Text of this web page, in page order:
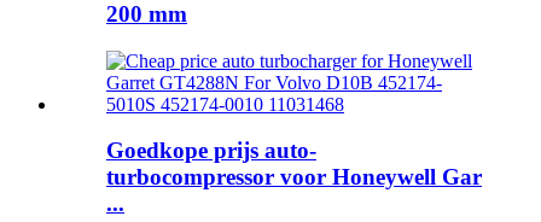
200 mm
Goedkope prijs auto-
turbocompressor voor Honeywell Gar
...